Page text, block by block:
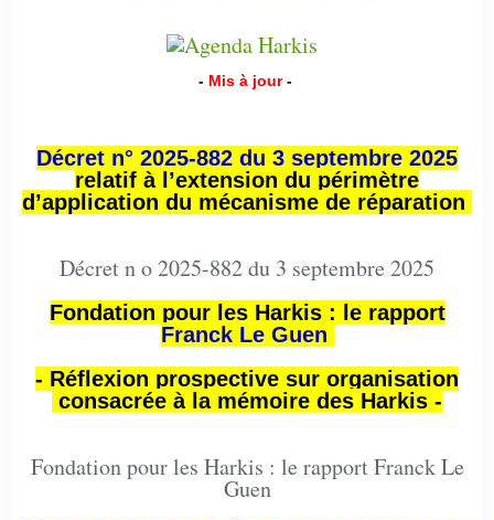
- Mis à jour -
Décret n° 2025-882 du 3 septembre 2025
relatif à l’extension du périmètre
d’application du mécanisme de réparation
Décret n o 2025-882 du 3 septembre 2025
Fondation pour les Harkis : le rapport
Franck Le Guen
- Réflexion prospective sur organisation
consacrée à la mémoire des Harkis -
Fondation pour les Harkis : le rapport Franck Le
Guen